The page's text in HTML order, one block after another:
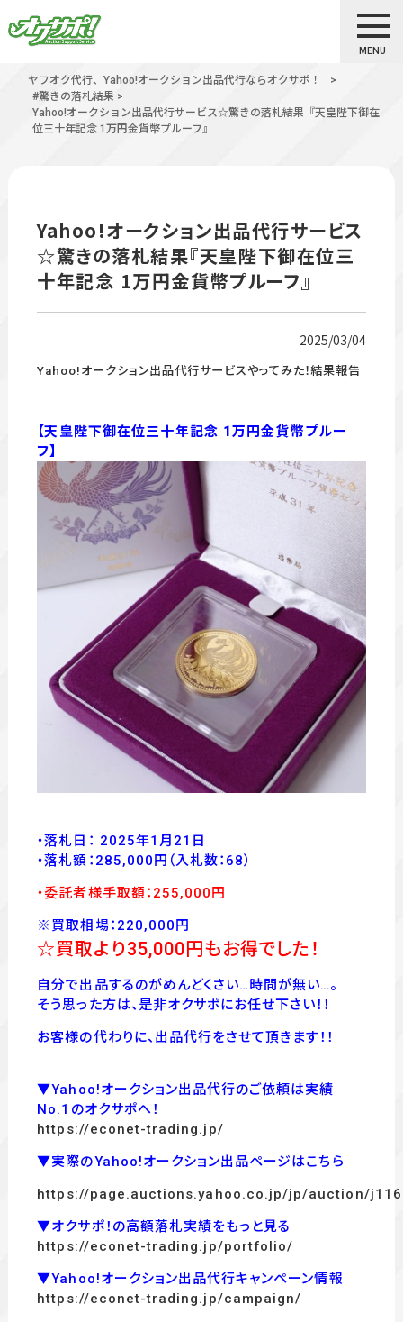
MENU
ヤフオク代行、Yahoo!オークション出品代行ならオクサポ！
>
#驚きの落札結果 >
Yahoo!オークション出品代行サービス☆驚きの落札結果『天皇陛下御在
位三十年記念 1万円金貨幣プルーフ』
Yahoo!オークション出品代行サービス
☆驚きの落札結果『天皇陛下御在位三
十年記念 1万円金貨幣プルーフ』
2025/03/04
Yahoo!オークション出品代行サービスやってみた！結果報告
【天皇陛下御在位三十年記念 1万円金貨幣プルー
フ】
・落札日： 2025年1月21日
・落札額：285,000 円 （入札数：68）
・委託者様手取額：255,000 円
※買取相場：220,000円
☆買取より35,000円もお得でした！
自分で出品するのがめんどくさい…時間が無い…。
そう思った方は、是非オクサポにお任せ下さい！！
お客様の代わりに、出品代行をさせて頂きます！！
▼Yahoo!オークション出品代行のご依頼は実績
No.1のオクサポへ！
https://econet-trading.jp/
▼実際のYahoo!オークション出品ページはこちら
https://page.auctions.yahoo.co.jp/jp/auction/
▼オクサポ！の高額落札実績をもっと見る
https://econet-trading.jp/portfolio/
▼Yahoo!オークション出品代行キャンペーン情報
https://econet-trading.jp/campaign/